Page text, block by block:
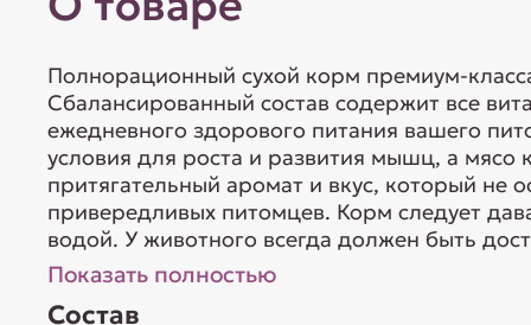
Полнорационный сухой корм премиум-
Сбалансированный состав содержит все
ежедневного здорового питания вашего
условия для роста и развития мышц, а мясо
притягательный аромат и вкус, который не
привередливых питомцев. Корм следует
водой. У животного всегда должен быть
Показать полностью
Состав